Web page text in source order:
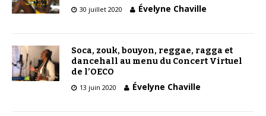
30 juillet 2020 Évelyne Chaville
Soca, zouk, bouyon, reggae, ragga et
dancehall au menu du Concert Virtuel
de l’OECO
13 juin 2020 Évelyne Chaville